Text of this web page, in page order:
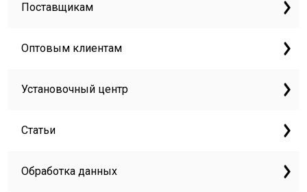
Поставщикам
Оптовым клиентам
Установочный центр
Статьи
Обработка данных